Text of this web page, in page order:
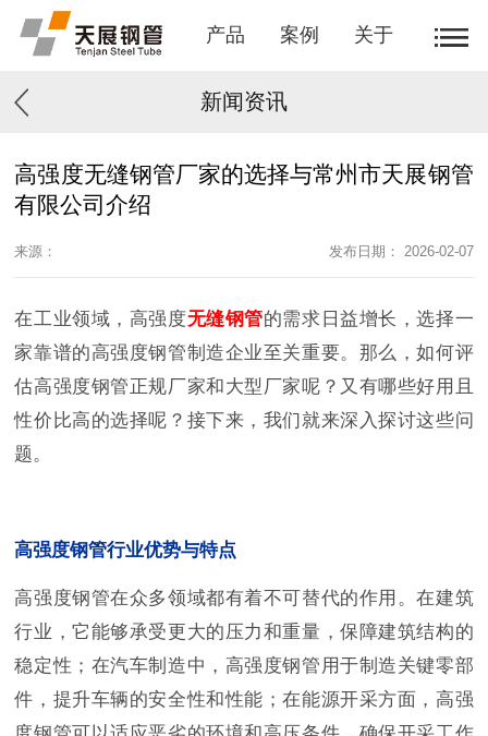
产品 案例 关于
新闻资讯
高强度无缝钢管厂家的选择与常州市天展钢管
有限公司介绍
来源： 发布日期： 2026-02-07
在工业领域，高强度无缝钢管的需求日益增长，选择一
家靠谱的高强度钢管制造企业至关重要。那么，如何评
估高强度钢管正规厂家和大型厂家呢？又有哪些好用且
性价比高的选择呢？接下来，我们就来深入探讨这些问
题。
高强度钢管行业优势与特点
高强度钢管在众多领域都有着不可替代的作用。在建筑
行业，它能够承受更大的压力和重量，保障建筑结构的
稳定性；在汽车制造中，高强度钢管用于制造关键零部
件，提升车辆的安全性和性能；在能源开采方面，高强